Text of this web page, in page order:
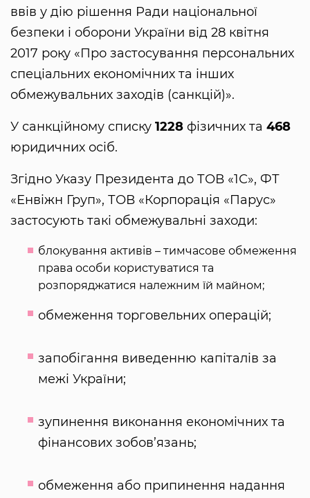
ввів у дію рішення Ради національної
безпеки і оборони України від 28 квітня
2017 року «Про застосування персональних
спеціальних економічних та інших
обмежувальних заходів (санкцій)».
У санкційному списку 1228 фізичних та 468
юридичних осіб.
Згідно Указу Президента до ТОВ «1С», ФТ
«Енвіжн Груп», ТОВ «Корпорація «Парус»
застосують такі обмежувальні заходи:
блокування активів – тимчасове обмеження
права особи користуватися та
розпоряджатися належним їй майном;
обмеження торговельних операцій;
запобігання виведенню капіталів за
межі України;
зупинення виконання економічних та
фінансових зобов’язань;
обмеження або припинення надання